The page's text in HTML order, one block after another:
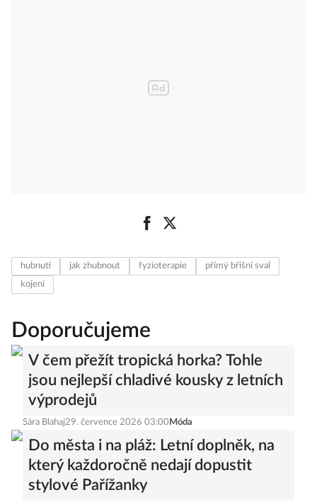
hubnutí jak zhubnout fyzioterapie
přímý břišní sval
kojení
Doporučujeme
V čem přežít tropická horka? Tohle
jsou nejlepší chladivé kousky z letních
výprodejů
Sára Blahaj29. července 2026 03:00 Móda
Do města i na pláž: Letní doplněk, na
který každoročně nedají dopustit
stylové Pařížanky